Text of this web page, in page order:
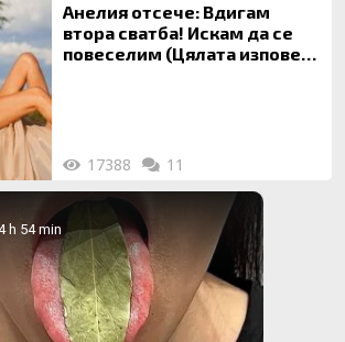
Анелия отсече: Вдигам
втора сватба! Искам да се
повеселим (Цялата изповед
17388 11
h 54 min